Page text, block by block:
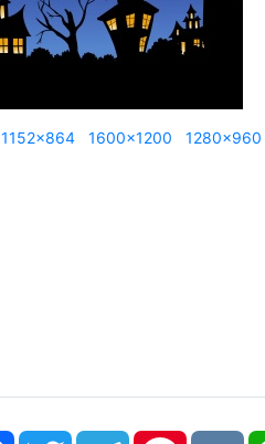
1152x864 1600x1200 1280x960